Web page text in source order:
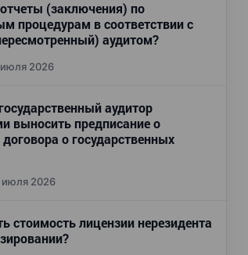
(заключения) по
процедурам в соответствии с
аудитом?
2026
аудитор
выносить предписание о
о государственных
июля 2026
стоимость лицензии нерезидента